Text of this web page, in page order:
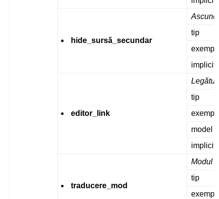
hide_sursă_secundar
tip
implicit
editor_link
tip
model
implicit
traducere_mod
Modul
tip